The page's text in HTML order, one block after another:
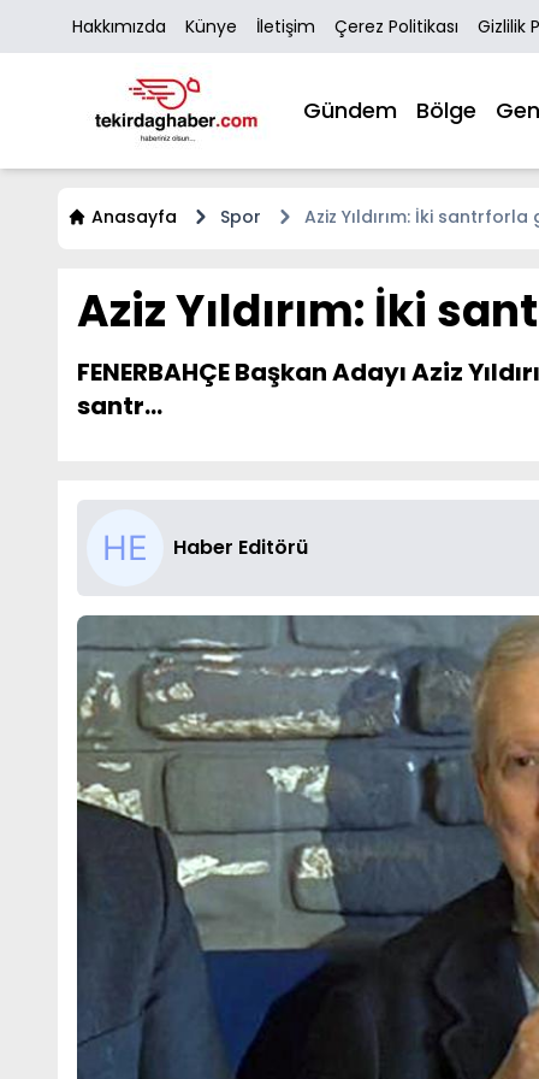
Hakkımızda Künye İletişim Çerez Politikası Gizlilik
Gündem Bölge
Anasayfa Spor Aziz Yıldırım: İki
Aziz Yıldırım: İki
FENERBAHÇE Başkan Adayı Aziz
santr...
Haber Editörü